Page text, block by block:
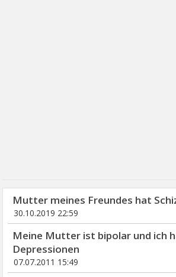
Mutter meines Freundes hat
30.10.2019 22:59
Meine Mutter ist bipolar und ich
Depressionen
07.07.2011 15:49